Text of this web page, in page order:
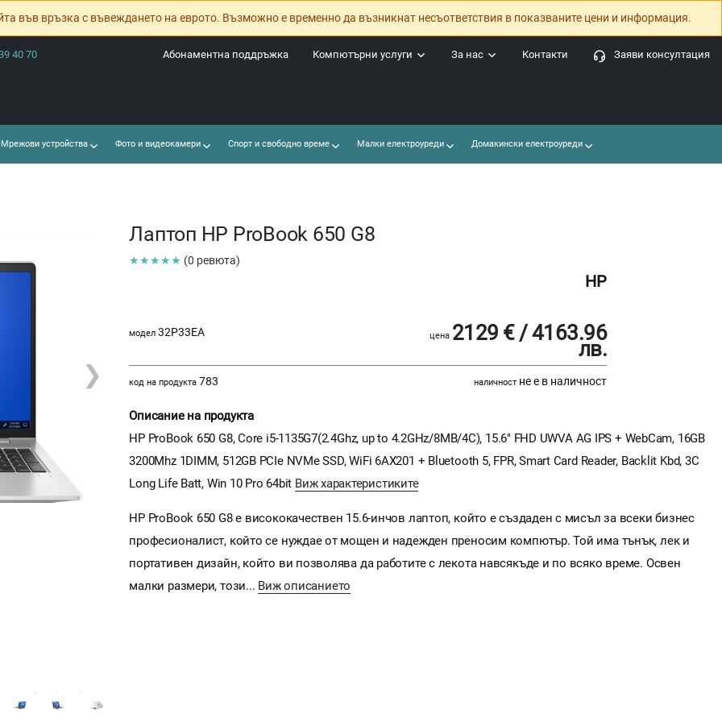
във връзка с въвеждането на еврото. Възможно е временно да възникнат несъответствия в показваните цени и информация.
40 70 Заяви консултация
Контакти
За нас
Компютърни услуги
Абонаментна поддръжка
устройства Фото и видеокамери Спорт и свободно време Малки електроуреди Домакински електроуреди
❯
Лаптоп HP ProBook 650 G8
★★★★★ (0 ревюта)
HP
модел 32P33EA цена 2129 € / 4163.96
лв.
код на продукта 783 наличност не е в наличност
Описание на продукта
HP ProBook 650 G8, Core i5-1135G7(2.4Ghz, up to 4.2GHz/8MB/4C), 15.6" FHD UWVA AG IPS + WebCam, 16GB
3200Mhz 1DIMM, 512GB PCIe NVMe SSD, WiFi 6AX201 + Bluetooth 5, FPR, Smart Card Reader, Backlit Kbd, 3C
Long Life Batt, Win 10 Pro 64bit Виж характеристиките
HP ProBook 650 G8 е висококачествен 15.6-инчов лаптоп, който е създаден с мисъл за всеки бизнес
професионалист, който се нуждае от мощен и надежден преносим компютър. Той има тънък, лек и
портативен дизайн, който ви позволява да работите с лекота навсякъде и по всяко време. Освен
малки размери, този... Виж описанието